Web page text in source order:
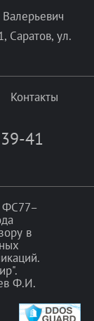
Саратов, ул.
Контакты
41
ФС77–
в
Ф.И.